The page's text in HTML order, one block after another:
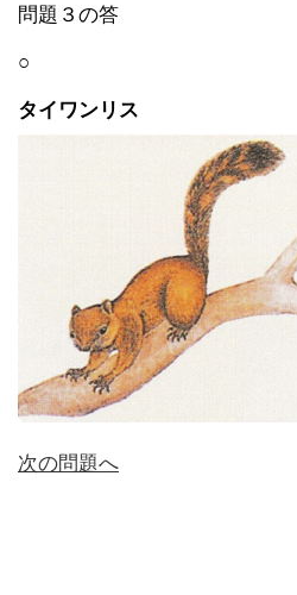
問題３の答
○
タイワンリス
次の問題へ